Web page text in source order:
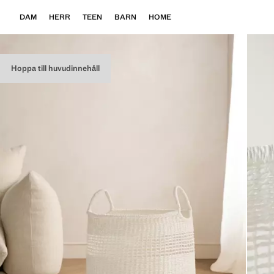
Hoppa till huvudinnehåll
DAM HERR TEEN BARN HOME